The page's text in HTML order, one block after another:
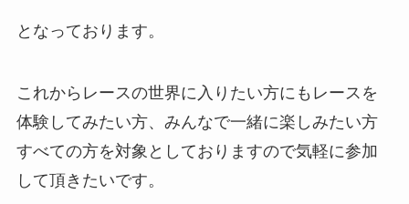
となっております。
これからレースの世界に入りたい方にもレースを
体験してみたい方、みんなで一緒に楽しみたい方
すべての方を対象としておりますので気軽に参加
して頂きたいです。